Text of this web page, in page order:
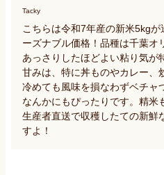
Tacky
こちらは令和7年産の新米5kg
ーズナブル価格！品種は千葉オ
あっさりしたほどよい粘り気が
甘みは、特に丼ものやカレー、
冷めても風味を損なわずベチャ
なんかにもぴったりです。精米
生産者直送で収穫したての新鮮
すよ！